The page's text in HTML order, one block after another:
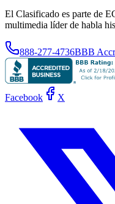
El Clasificado es parte de
multimedia líder de habla
888-277-4736BBB
Facebook X